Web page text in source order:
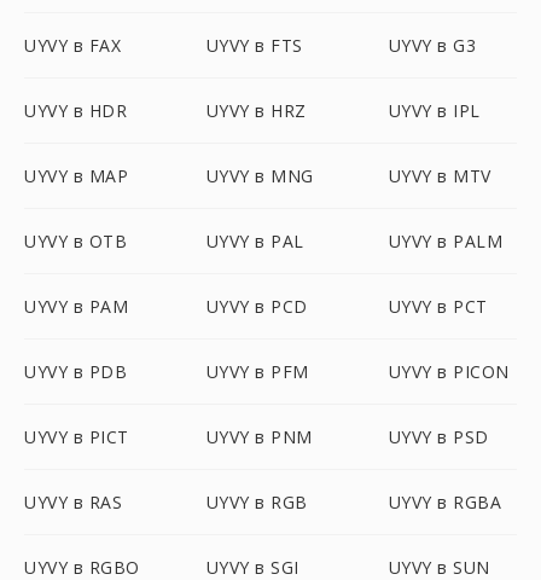
UYVY в FAX UYVY в FTS UYVY в G3
UYVY в HDR UYVY в HRZ UYVY в IPL
UYVY в MAP UYVY в MNG UYVY в MTV
UYVY в OTB UYVY в PAL UYVY в PALM
UYVY в PAM UYVY в PCD UYVY в PCT
UYVY в PDB UYVY в PFM UYVY в PICON
UYVY в PICT UYVY в PNM UYVY в PSD
UYVY в RAS UYVY в RGB UYVY в RGBA
UYVY в RGBO UYVY в SGI UYVY в SUN